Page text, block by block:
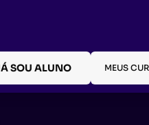
SOU ALUNO MEUS